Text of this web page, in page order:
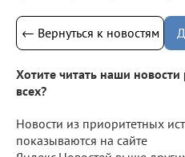
← Вернуться к новостям
Хотите читать наши
всех?
Новости из приоритетных
показываются на сайте